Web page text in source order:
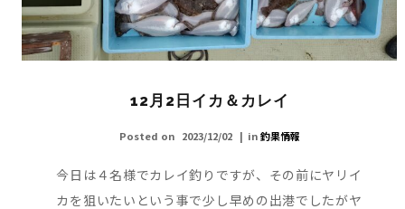
12月2日イカ＆カレイ
Posted on 2023/12/02 in釣果情報
今日は４名様でカレイ釣りですが、その前にヤリイ
カを狙いたいという事で少し早めの出港でしたがヤ